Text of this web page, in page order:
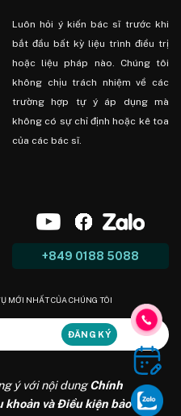
Luôn hỏi ý kiến ​​bác sĩ trước khi
bắt đầu bất kỳ liệu trình điều trị
hoặc liệu pháp nào. Chúng tôi
không chịu trách nhiệm về các
trường hợp tự ý áp dụng mà
không có sự chỉ định hoặc kê toa
của các bác sĩ.
+849 0188 5088
MỚI NHẤT CỦA CHÚNG TÔI
ý với nội dungChính
khoản và Điều kiện bảo